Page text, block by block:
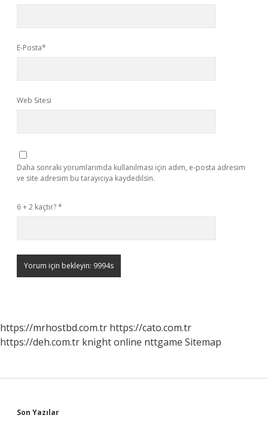
E-Posta*
Web Sitesi
Daha sonraki yorumlarımda kullanılması için adım, e-posta adresim
ve site adresim bu tarayıcıya kaydedilsin.
6 + 2 kaçtır?*
https://mrhostbd.com.tr https://cato.com.tr
https://deh.com.tr knight online nttgame Sitemap
Sidebar
Son Yazılar